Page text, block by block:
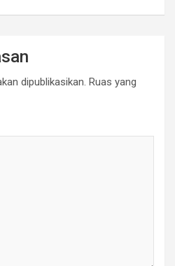
dipublikasikan. Ruas yang